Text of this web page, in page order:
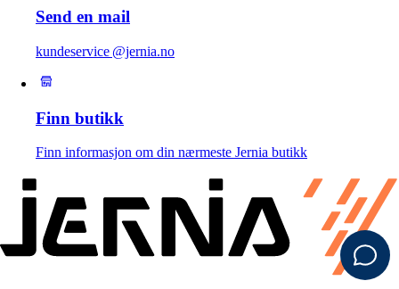
Send en mail
kundeservice @jernia.no
Finn butikk
Finn informasjon om din nærmeste Jernia butikk